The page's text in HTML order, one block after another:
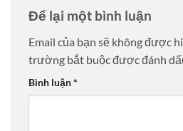
Để lại một bình luận
Email của bạn sẽ không được
trường bắt buộc được đánh
Bình luận*